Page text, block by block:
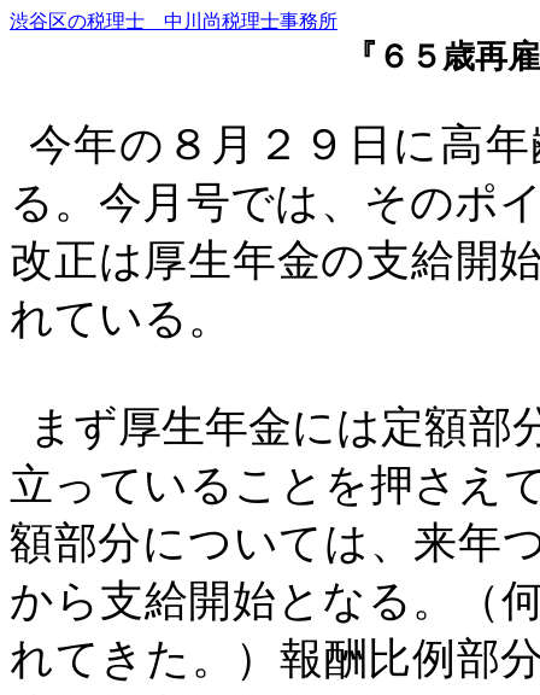
渋谷区の税理士 中川尚税理士事務所
『６５歳再
今年の８月２９日に高
る。今月号では、そのポ
改正は厚生年金の支給開
れている。
まず厚生年金には定額部
立っていることを押さえ
額部分については、来年
から支給開始となる。（
れてきた。）報酬比例部